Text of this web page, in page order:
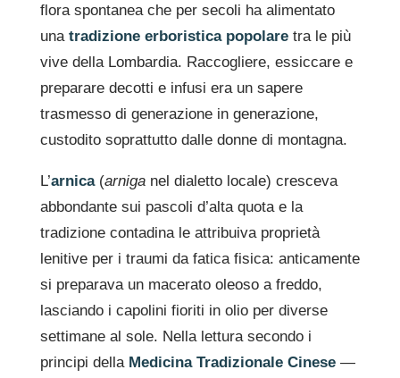
flora spontanea che per secoli ha alimentato
una tradizione erboristica popolare tra le più
vive della Lombardia. Raccogliere, essiccare e
preparare decotti e infusi era un sapere
trasmesso di generazione in generazione,
custodito soprattutto dalle donne di montagna.
L’arnica(arniga nel dialetto locale) cresceva
abbondante sui pascoli d’alta quota e la
tradizione contadina le attribuiva proprietà
lenitive per i traumi da fatica fisica: anticamente
si preparava un macerato oleoso a freddo,
lasciando i capolini fioriti in olio per diverse
settimane al sole. Nella lettura secondo i
principi della Medicina Tradizionale Cinese —